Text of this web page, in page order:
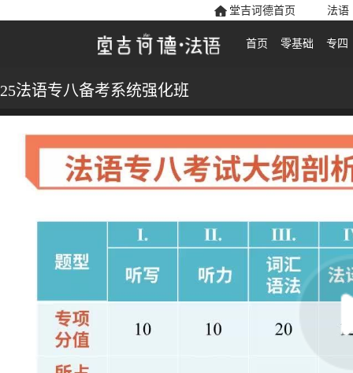
堂吉诃德首页 法语
首页 零基础 专四
25法语专八备考系统强化班